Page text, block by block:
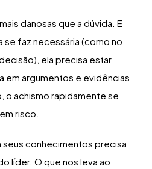
danosas que a dúvida. E
se faz necessária (como no
ela precisa estar
em argumentos e evidências
o achismo rapidamente se
risco.
conhecimentos precisa
líder. O que nos leva ao